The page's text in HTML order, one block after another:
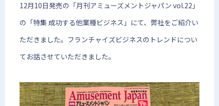
12月10日発売の「月刊アミューズメントジャパン vol.22」
の「特集 成功する他業種ビジネス」にて、弊社をご紹介い
ただきました。フランチャイズビジネスのトレンドについ
てお話させていただきました。